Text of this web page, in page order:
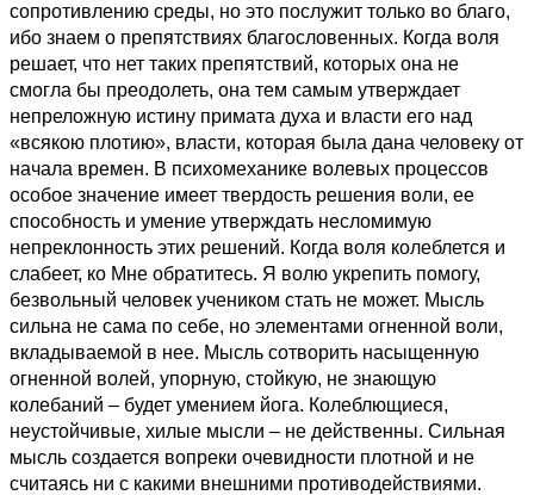
сопротивлению среды, но это послужит только во благо,
ибо знаем о препятствиях благословенных. Когда воля
решает, что нет таких препятствий, которых она не
смогла бы преодолеть, она тем самым утверждает
непреложную истину примата духа и власти его над
«всякою плотию», власти, которая была дана человеку от
начала времен. В психомеханике волевых процессов
особое значение имеет твердость решения воли, ее
способность и умение утверждать несломимую
непреклонность этих решений. Когда воля колеблется и
слабеет, ко Мне обратитесь. Я волю укрепить помогу,
безвольный человек учеником стать не может. Мысль
сильна не сама по себе, но элементами огненной воли,
вкладываемой в нее. Мысль сотворить насыщенную
огненной волей, упорную, стойкую, не знающую
колебаний – будет умением йога. Колеблющиеся,
неустойчивые, хилые мысли – не действенны. Сильная
мысль создается вопреки очевидности плотной и не
считаясь ни с какими внешними противодействиями.